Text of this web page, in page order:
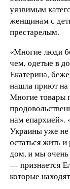
уязвимым
женщинам с
престарелым.
«Многие люди
чем, одетые в
Екатерина,
нашла приют
Многие товары
нам епархией».
Украины уже
остаться жить
дом, и мы
— признается
которые